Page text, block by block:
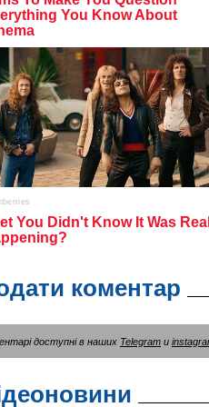
коментар
доступні в наших Telegram и